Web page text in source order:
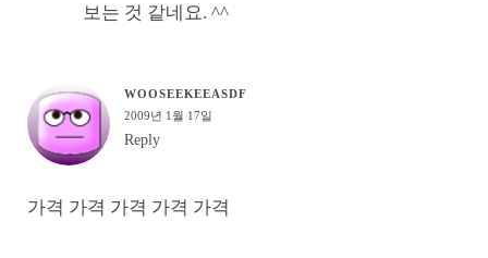
보는 것 같네요. ^^
WOOSEEKEEASDF
2009년 1월 17일
Reply
가격 가격 가격 가격 가격